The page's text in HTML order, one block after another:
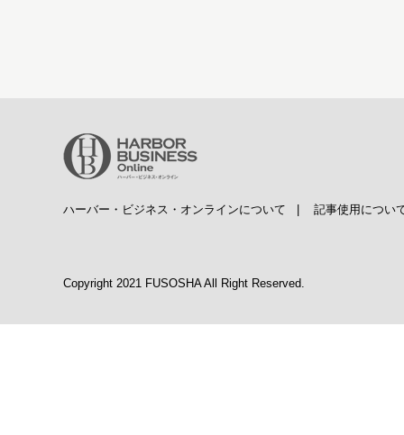
ハーバー・ビジネス・オンラインについて 記事使用につい
Copyright 2021 FUSOSHA All Right Reserved.